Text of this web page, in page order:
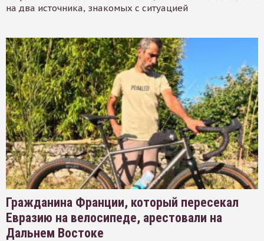
на два источника, знакомых с ситуацией
Гражданина Франции, который пересекал
Евразию на велосипеде, арестовали на
Дальнем Востоке